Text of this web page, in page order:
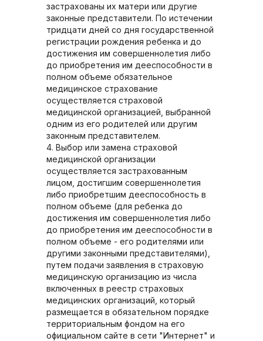
застрахованы их матери или другие
законные представители. По истечении
тридцати дней со дня государственной
регистрации рождения ребенка и до
достижения им совершеннолетия либо
до приобретения им дееспособности в
полном объеме обязательное
медицинское страхование
осуществляется страховой
медицинской организацией, выбранной
одним из его родителей или другим
законным представителем.
4. Выбор или замена страховой
медицинской организации
осуществляется застрахованным
лицом, достигшим совершеннолетия
либо приобретшим дееспособность в
полном объеме (для ребенка до
достижения им совершеннолетия либо
до приобретения им дееспособности в
полном объеме - его родителями или
другими законными представителями),
путем подачи заявления в страховую
медицинскую организацию из числа
включенных в реестр страховых
медицинских организаций, который
размещается в обязательном порядке
территориальным фондом на его
официальном сайте в сети "Интернет" и